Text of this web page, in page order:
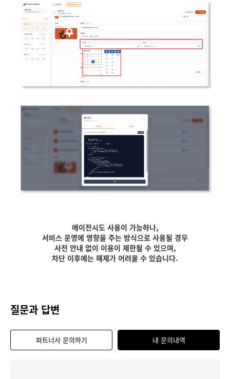
에이전시도 사용이 가능하나,
서비스 운영에 영향을 주는 방식으로 사용될 경우
사전 안내 없이 이용이 제한될 수 있으며,
차단 이후에는 해제가 어려울 수 있습니다.
질문과 답변
파트너사 문의하기 내 문의내역